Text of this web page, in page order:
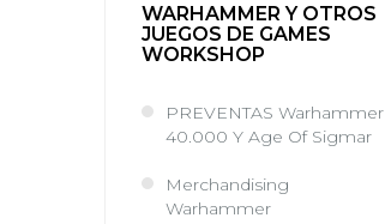
WARHAMMER Y OTROS
JUEGOS DE GAMES
WORKSHOP
PREVENTAS Warhammer
40.000 Y Age Of Sigmar
Merchandising
Warhammer